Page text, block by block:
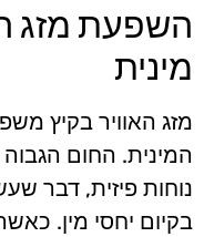
השפעת מזג
מינית
מזג האוויר בקיץ
המינית. החום הגבוה
נוחות פיזית, דבר
בקיום יחסי מין.